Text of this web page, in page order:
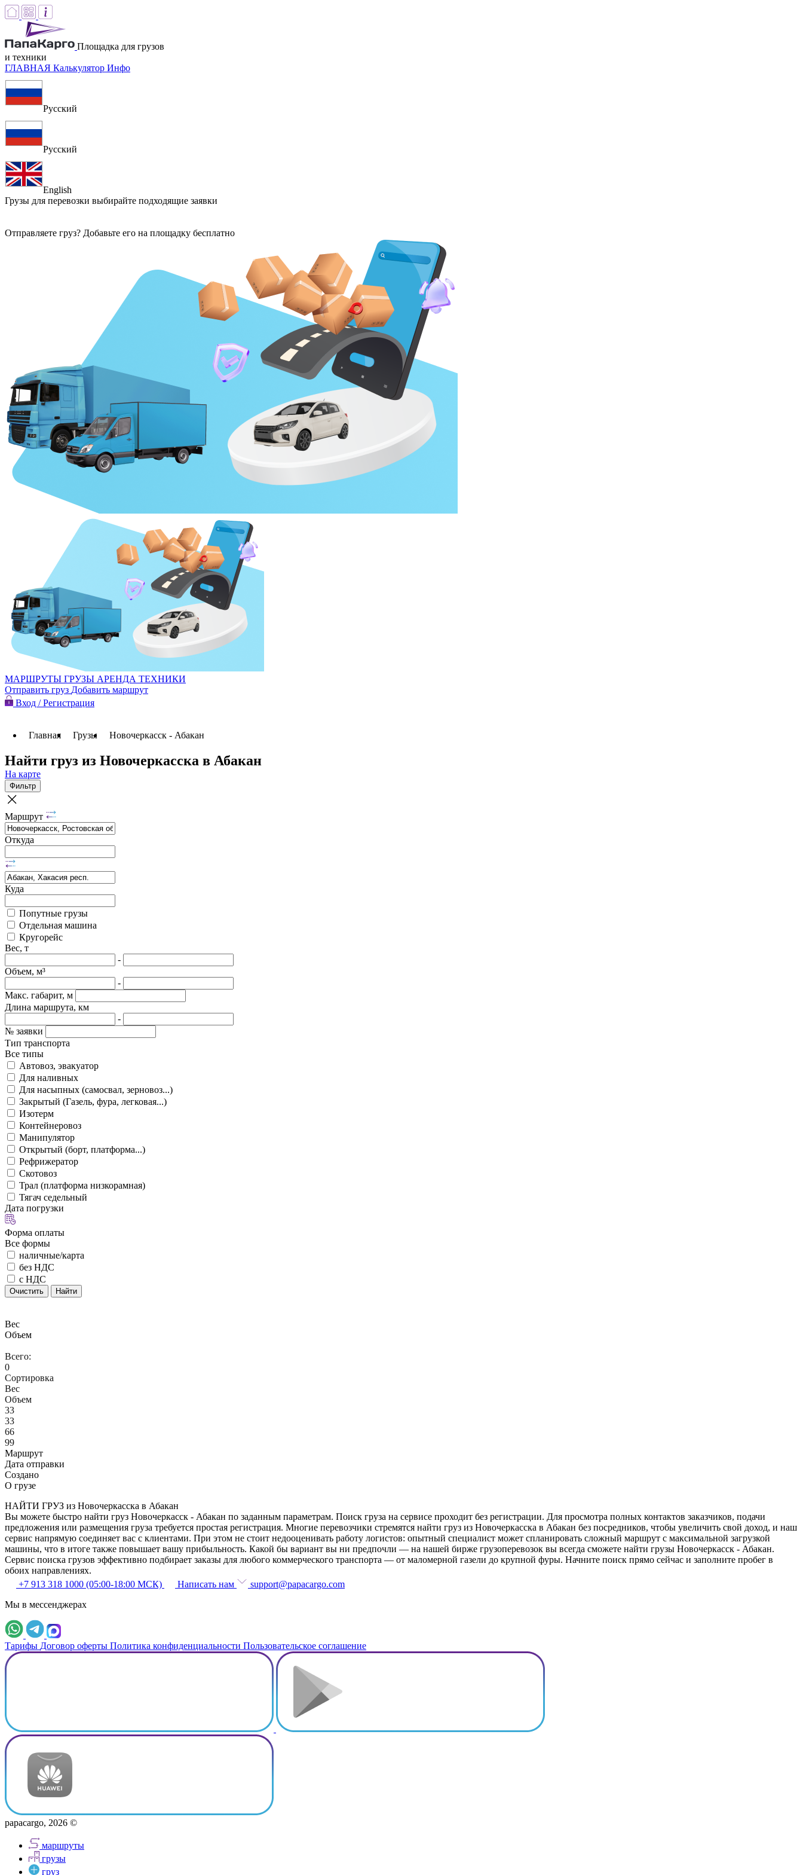
Площадка для грузов
и техники
ГЛАВНАЯ Калькулятор Инфо
Русский
Русский
English
Грузы для перевозки выбирайте подходящие заявки
Отправляете груз? Добавьте его на площадку бесплатно
МАРШРУТЫ ГРУЗЫ АРЕНДА ТЕХНИКИ
Отправить груз Добавить маршрут
Вход / Регистрация
Главная Грузы Новочеркасск - Абакан
Найти груз из Новочеркасска в Абакан
На карте
Фильтр
Маршрут
Откуда
Куда
Попутные грузы
Отдельная машина
Кругорейс
Вес, т
-
Объем, м³
-
Макс. габарит, м
Длина маршрута, км
-
№ заявки
Тип транспорта
Все типы
Автовоз, эвакуатор
Для наливных
Для насыпных (самосвал, зерновоз...)
Закрытый (Газель, фура, легковая...)
Изотерм
Контейнеровоз
Манипулятор
Открытый (борт, платформа...)
Рефрижератор
Скотовоз
Трал (платформа низкорамная)
Тягач седельный
Дата погрузки
Форма оплаты
Все формы
наличные/карта
без НДС
с НДС
Очистить Найти
Вес
Объем
Всего:
0
Сортировка
Вес
Объем
33
33
66
99
Маршрут
Дата отправки
Создано
О грузе
НАЙТИ ГРУЗ из Новочеркасска в Абакан
Вы можете быстро найти груз Новочеркасск - Абакан по заданным параметрам. Поиск груза на сервисе проходит без регистрации. Для просмотра полных контактов заказчиков, подачи
предложения или размещения груза требуется простая регистрация. Многие перевозчики стремятся найти груз из Новочеркасска в Абакан без посредников, чтобы увеличить свой доход, и наш
сервис напрямую соединяет вас с клиентами. При этом не стоит недооценивать работу логистов: опытный специалист может спланировать сложный маршрут с максимальной загрузкой
машины, что в итоге также повышает вашу прибыльность. Какой бы вариант вы ни предпочли — на нашей бирже грузоперевозок вы всегда сможете найти грузы Новочеркасск - Абакан.
Сервис поиска грузов эффективно подбирает заказы для любого коммерческого транспорта — от маломерной газели до крупной фуры. Начните поиск прямо сейчас и заполните пробег в
обоих направлениях.
+7 913 318 1000 (05:00-18:00 МСК)
Написать нам
support@papacargo.com
Мы в мессенджерах
Тарифы Договор оферты Политика конфиденциальности Пользовательское соглашение
papacargo, 2026 ©
маршруты
грузы
груз